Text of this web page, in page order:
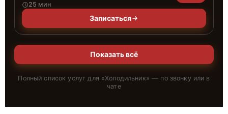
25 мин
Записаться
Показать всё
Полный список услуг для «Холодильник» — по звонку или в
чате